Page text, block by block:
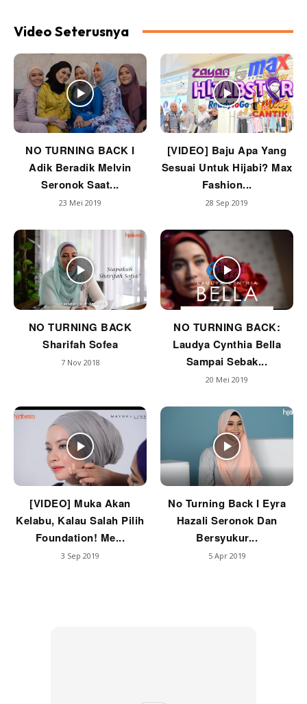
Video Seterusnya
NO TURNING BACK I
Adik Beradik Melvin
Seronok Saat...
23 Mei 2019
[VIDEO] Baju Apa Yang
Sesuai Untuk Hijabi? Max
Fashion...
28 Sep 2019
NO TURNING BACK
Sharifah Sofea
7 Nov 2018
NO TURNING BACK:
Laudya Cynthia Bella
Sampai Sebak...
20 Mei 2019
[VIDEO] Muka Akan
Kelabu, Kalau Salah Pilih
Foundation! Me...
3 Sep 2019
No Turning Back I Eyra
Hazali Seronok Dan
Bersyukur...
5 Apr 2019